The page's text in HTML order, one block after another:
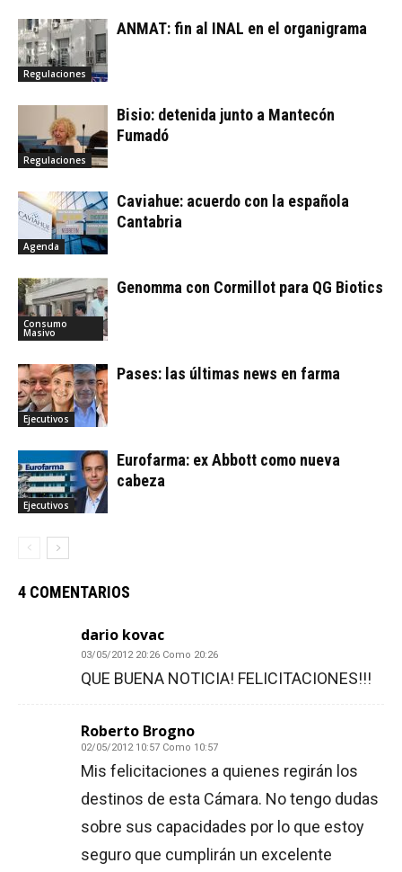
Regulaciones
ANMAT: fin al INAL en el organigrama
Regulaciones
Bisio: detenida junto a Mantecón
Fumadó
Agenda
Caviahue: acuerdo con la española
Cantabria
Consumo
Masivo
Genomma con Cormillot para QG Biotics
Ejecutivos
Pases: las últimas news en farma
Ejecutivos
Eurofarma: ex Abbott como nueva
cabeza
4 COMENTARIOS
dario kovac
03/05/2012 20:26 Como 20:26
QUE BUENA NOTICIA! FELICITACIONES!!!
Roberto Brogno
02/05/2012 10:57 Como 10:57
Mis felicitaciones a quienes regirán los
destinos de esta Cámara. No tengo dudas
sobre sus capacidades por lo que estoy
seguro que cumplirán un excelente